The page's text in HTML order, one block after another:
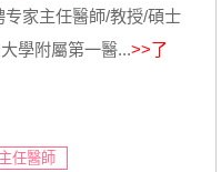
专家主任醫師/教授/碩士
學附屬第一醫...>>了
主任醫師